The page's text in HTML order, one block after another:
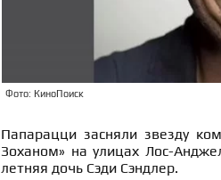
Фото: КиноПоиск
Папарацци засняли звезду
Зоханом» на улицах Лос-
летняя дочь Сэди Сэндлер.